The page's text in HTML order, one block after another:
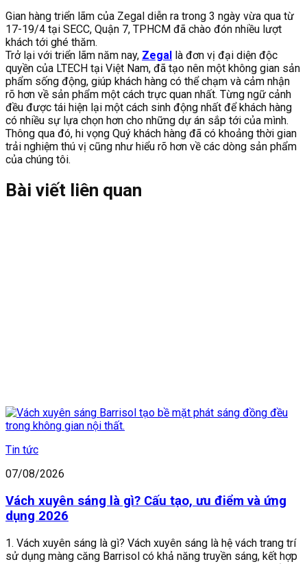
Gian hàng triển lãm của Zegal diễn ra trong 3 ngày vừa qua từ
17-19/4 tại SECC, Quận 7, TPHCM đã chào đón nhiều lượt
khách tới ghé thăm.
Trở lại với triển lãm năm nay, Zegal là đơn vị đại diện độc
quyền của LTECH tại Việt Nam, đã tạo nên một không gian sản
phẩm sống động, giúp khách hàng có thể chạm và cảm nhận
rõ hơn về sản phẩm một cách trực quan nhất. Từng ngữ cảnh
đều được tái hiện lại một cách sinh động nhất để khách hàng
có nhiều sự lựa chọn hơn cho những dự án sắp tới của mình.
Thông qua đó, hi vọng Quý khách hàng đã có khoảng thời gian
trải nghiệm thú vị cũng như hiểu rõ hơn về các dòng sản phẩm
của chúng tôi.
Bài viết liên quan
Tin tức
07/08/2026
Vách xuyên sáng là gì? Cấu tạo, ưu điểm và ứng
dụng 2026
1. Vách xuyên sáng là gì? Vách xuyên sáng là hệ vách trang trí
sử dụng màng căng Barrisol có khả năng truyền sáng, kết hợp